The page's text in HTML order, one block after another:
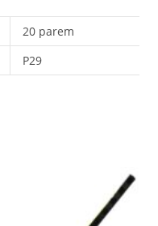
20 parem
P29